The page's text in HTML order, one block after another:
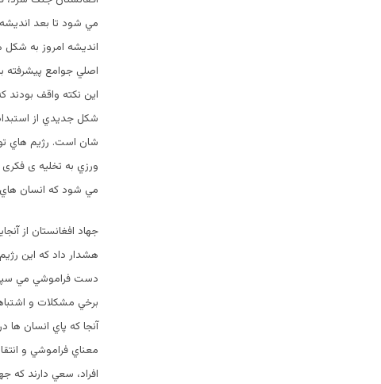
مي شود تا بعد اندیشه
انديشه امروز به شكل
اصلي جوامع پيشرفته
اين نكته واقف بودند
شكل جديدي از
شان است. رژيم هاي
ورزي به تخليه ی
مي شود كه انسان هاي
جهاد افغانستان از
هشدار داد كه اين
دست فراموشي مي
برخي مشكلات و
آنجا كه پاي انسان
معناي فراموشي و
افراد، سعي دارند كه